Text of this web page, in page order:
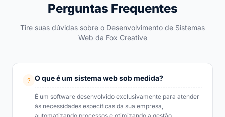
Perguntas Frequentes
Tire suas dúvidas sobre o Desenvolvimento de Sistemas
Web da Fox Creative
O que é um sistema web sob medida?
É um software desenvolvido exclusivamente para atender
às necessidades específicas da sua empresa,
automatizando processos e otimizando a gestão.